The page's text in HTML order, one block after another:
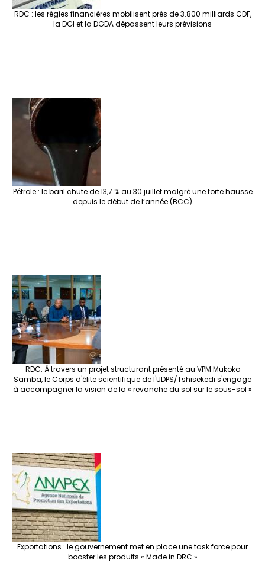
RDC : les régies financières mobilisent près de 3.800 milliards CDF,
la DGI et la DGDA dépassent leurs prévisions
Pétrole : le baril chute de 13,7 % au 30 juillet malgré une forte hausse
depuis le début de l’année (BCC)
RDC: À travers un projet structurant présenté au VPM Mukoko
Samba, le Corps d'élite scientifique de l'UDPS/Tshisekedi s'engage
à accompagner la vision de la « revanche du sol sur le sous-sol »
Exportations : le gouvernement met en place une task force pour
booster les produits « Made in DRC »